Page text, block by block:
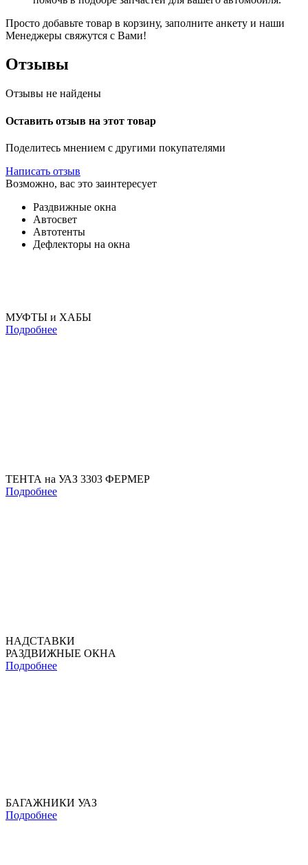
Просто добавьте товар в корзину, заполните анкету и наши
Менеджеры свяжутся с Вами!
Отзывы
Отзывы не найдены
Оставить отзыв на этот товар
Поделитесь мнением с другими покупателями
Написать отзыв
Возможно, вас это заинтересует
Раздвижные окна
Автосвет
Автотенты
Дефлекторы на окна
МУФТЫ и ХАБЫ
Подробнее
ТЕНТА на УАЗ 3303 ФЕРМЕР
Подробнее
НАДСТАВКИ
РАЗДВИЖНЫЕ ОКНА
Подробнее
БАГАЖНИКИ УАЗ
Подробнее